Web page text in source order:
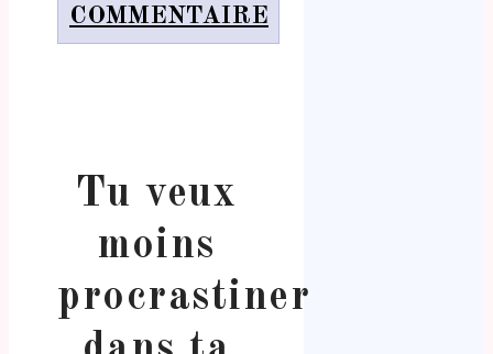
COMMENTAIRE
Tu veux
moins
procrastiner